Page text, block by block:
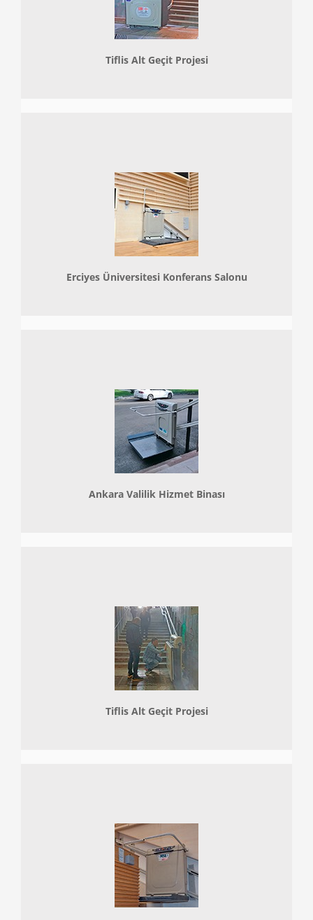
Tiflis Alt Geçit Projesi
Erciyes Üniversitesi Konferans Salonu
Ankara Valilik Hizmet Binası
Tiflis Alt Geçit Projesi